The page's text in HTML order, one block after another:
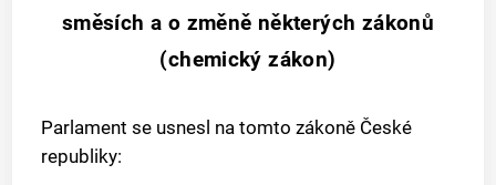
směsích a o změně některých zákonů
(chemický zákon)
Parlament se usnesl na tomto zákoně České
republiky: